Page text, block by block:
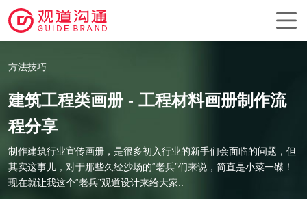
方法技巧
建筑工程类画册 - 工程材料画册制作流
程分享
制作建筑行业宣传画册，是很多初入行业的新手们会面临的问题，但
其实这事儿，对于那些久经沙场的“老兵”们来说，简直是小菜一碟！
现在就让我这个“老兵”观道设计来给大家..